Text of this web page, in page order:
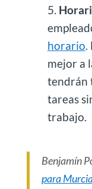
horario.
mejor a
tendrán
tareas
trabajo.
Benjamín
para